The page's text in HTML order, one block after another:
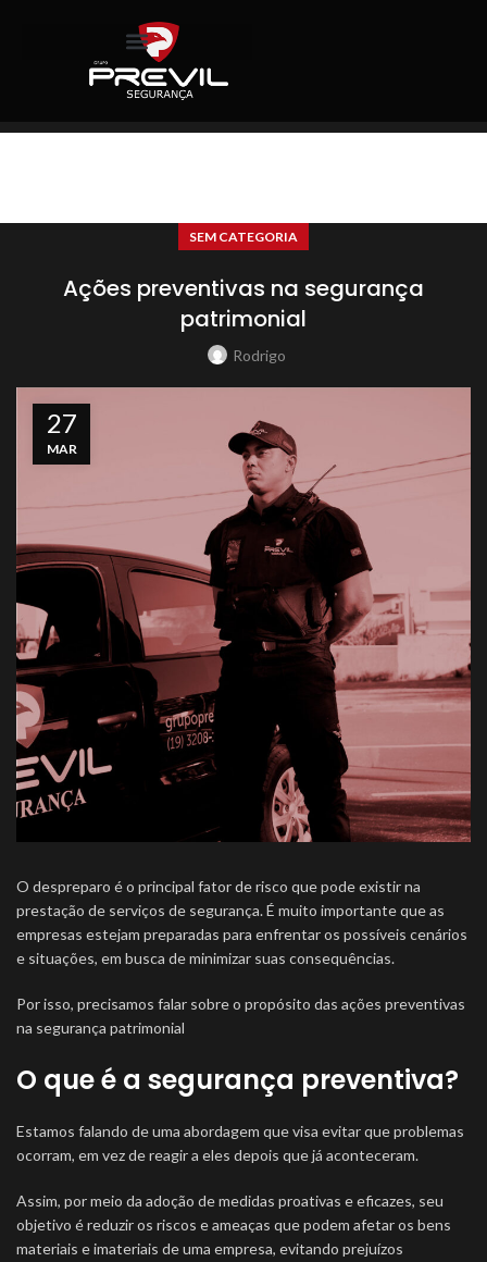
SEM CATEGORIA
Ações preventivas na segurança
patrimonial
Rodrigo
27
MAR
O despreparo é o principal fator de risco que pode existir na
prestação de serviços de segurança. É muito importante que as
empresas estejam preparadas para enfrentar os possíveis cenários
e situações, em busca de minimizar suas consequências.
Por isso, precisamos falar sobre o propósito das ações preventivas
na segurança patrimonial
O que é a segurança preventiva?
Estamos falando de uma abordagem que visa evitar que problemas
ocorram, em vez de reagir a eles depois que já aconteceram.
Assim, por meio da adoção de medidas proativas e eficazes, seu
objetivo é reduzir os riscos e ameaças que podem afetar os bens
materiais e imateriais de uma empresa, evitando prejuízos